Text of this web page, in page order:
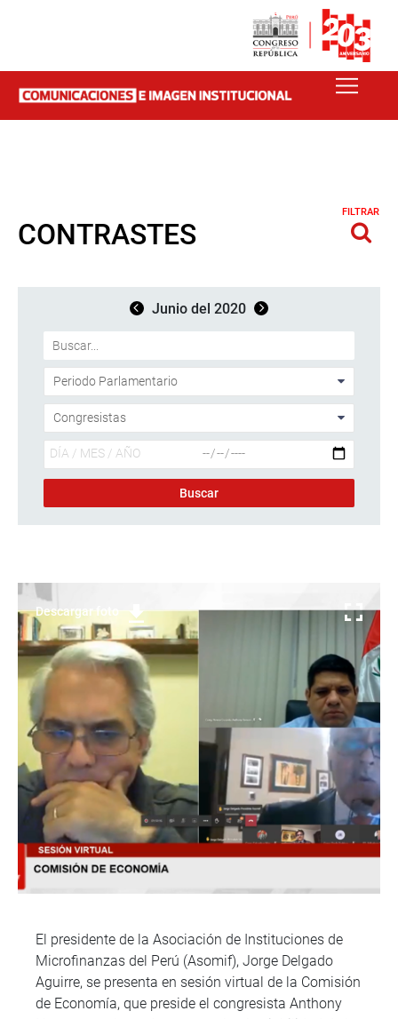
CONTRASTES
FILTRAR
Junio del 2020
Descargar foto
El presidente de la Asociación de Instituciones de
Microfinanzas del Perú (Asomif), Jorge Delgado
Aguirre, se presenta en sesión virtual de la Comisión
de Economía, que preside el congresista Anthony